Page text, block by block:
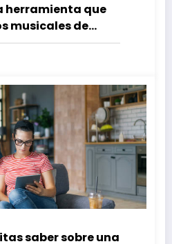
herramienta que
musicales de
en tu zona
saber sobre una